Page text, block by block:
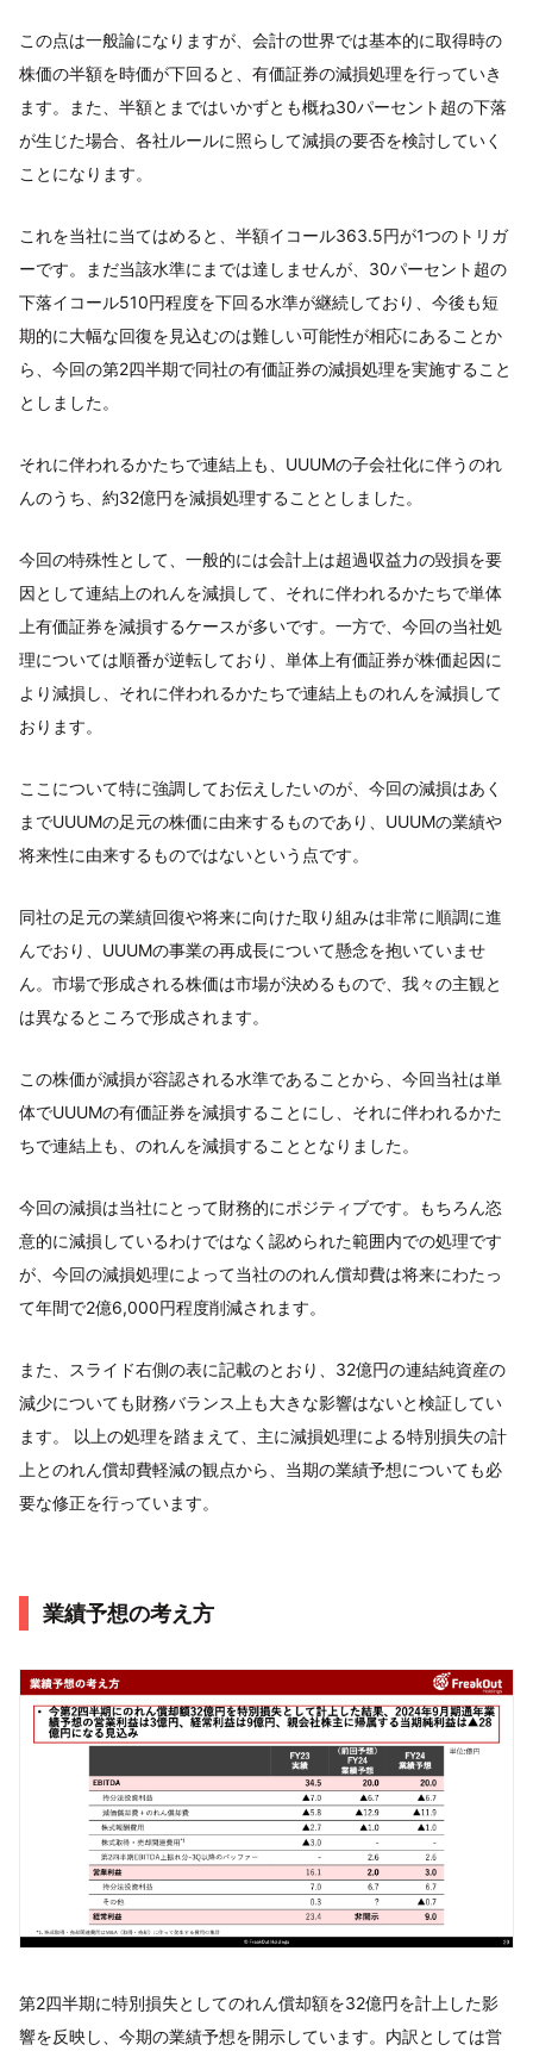
この点は一般論になりますが、会計の世界では基本的に取得時の
株価の半額を時価が下回ると、有価証券の減損処理を行っていき
ます。また、半額とまではいかずとも概ね30パーセント超の下落
が生じた場合、各社ルールに照らして減損の要否を検討していく
ことになります。
これを当社に当てはめると、半額イコール363.5円が1つのトリガ
ーです。まだ当該水準にまでは達しませんが、30パーセント超の
下落イコール510円程度を下回る水準が継続しており、今後も短
期的に大幅な回復を見込むのは難しい可能性が相応にあることか
ら、今回の第2四半期で同社の有価証券の減損処理を実施すること
としました。
それに伴われるかたちで連結上も、UUUMの子会社化に伴うのれ
んのうち、約32億円を減損処理することとしました。
今回の特殊性として、一般的には会計上は超過収益力の毀損を要
因として連結上のれんを減損して、それに伴われるかたちで単体
上有価証券を減損するケースが多いです。一方で、今回の当社処
理については順番が逆転しており、単体上有価証券が株価起因に
より減損し、それに伴われるかたちで連結上ものれんを減損して
おります。
ここについて特に強調してお伝えしたいのが、今回の減損はあく
までUUUMの足元の株価に由来するものであり、UUUMの業績や
将来性に由来するものではないという点です。
同社の足元の業績回復や将来に向けた取り組みは非常に順調に進
んでおり、UUUMの事業の再成長について懸念を抱いていませ
ん。市場で形成される株価は市場が決めるもので、我々の主観と
は異なるところで形成されます。
この株価が減損が容認される水準であることから、今回当社は単
体でUUUMの有価証券を減損することにし、それに伴われるかた
ちで連結上も、のれんを減損することとなりました。
今回の減損は当社にとって財務的にポジティブです。もちろん恣
意的に減損しているわけではなく認められた範囲内での処理です
が、今回の減損処理によって当社ののれん償却費は将来にわたっ
て年間で2億6,000円程度削減されます。
また、スライド右側の表に記載のとおり、32億円の連結純資産の
減少についても財務バランス上も大きな影響はないと検証してい
ます。 以上の処理を踏まえて、主に減損処理による特別損失の計
上とのれん償却費軽減の観点から、当期の業績予想についても必
要な修正を行っています。
業績予想の考え方
第2四半期に特別損失としてのれん償却額を32億円を計上した影
響を反映し、今期の業績予想を開示しています。内訳としては営